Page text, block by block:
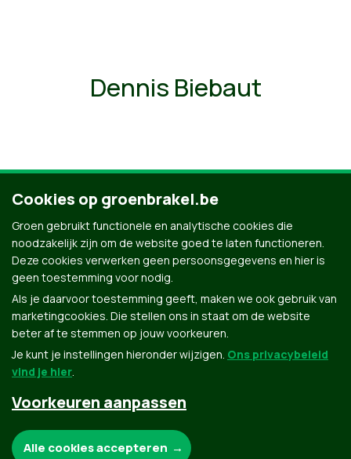
Dennis Biebaut
Ontdek al onze mensen
Groen.be
Cookies op groenbrakel.be
Groen gebruikt functionele en analytische cookies die
noodzakelijk zijn om de website goed te laten functioneren.
Deze cookies verwerken geen persoonsgegevens en hier is
geen toestemming voor nodig.
Als je daarvoor toestemming geeft, maken we ook gebruik van
marketingcookies. Die stellen ons in staat om de website
beter af te stemmen op jouw voorkeuren.
Je kunt je instellingen hieronder wijzigen. Ons privacybeleid
vind je hier.
Voorkeuren aanpassen
Alle cookies accepteren